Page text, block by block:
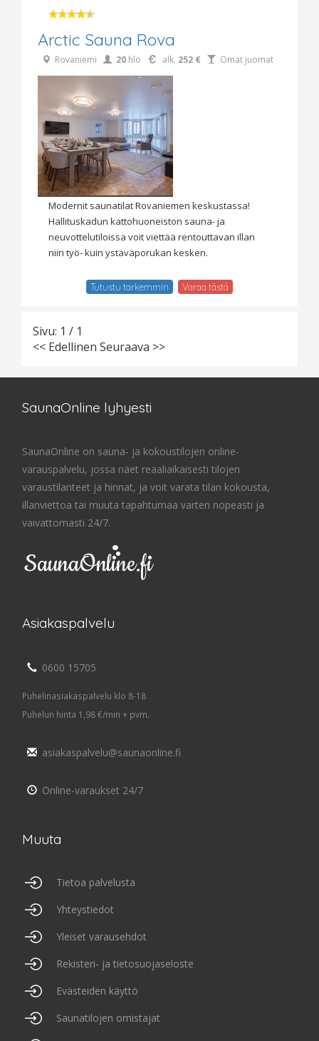
Arctic Sauna Rova
Rovaniemi 20 hlö alk. 252 € Omat juomat
Modernit saunatilat Rovaniemen keskustassa!
Hallituskadun kattohuoneiston sauna- ja
neuvottelutiloissa voit viettää rentouttavan illan
niin työ- kuin ystäväporukan kesken.
Tutustu tarkemmin Varaa tästä
Sivu: 1 / 1
<< Edellinen Seuraava >>
SaunaOnline lyhyesti
SaunaOnline on sauna- ja kokoustilojen online-
varauspalvelu, jossa näet reaaliaikaisesti tilojen
varaustilanteet ja hinnat, ja voit varata tilan kokousta,
illanviettoa tai muuta tapahtumaa varten nopeasti ja
vaivattomasti 24/7.
Asiakaspalvelu
0600 15705
Puhelinasiakaspalvelu klo 8-18
Puhelun hinta 1,98 €/min + pvm.
asiakaspalvelu@saunaonline.fi
Online-varaukset 24/7
Muuta
Tietoa palvelusta
Yhteystiedot
Yleiset varausehdot
Rekisteri- ja tietosuojaseloste
Evästeiden käyttö
Saunatilojen omistajat